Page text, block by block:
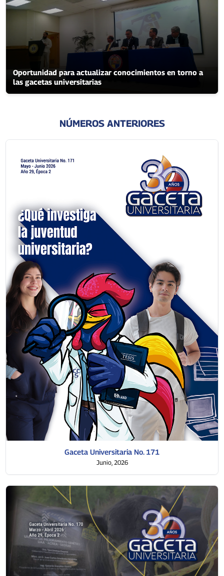
Oportunidad para actualizar conocimientos en torno a
las gacetas universitarias
NÚMEROS ANTERIORES
Gaceta Universitaria No. 171
Junio, 2026